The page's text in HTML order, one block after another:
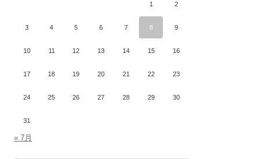
1 2
3 4 5 6 7 8 9
10 11 12 13 14 15 16
17 18 19 20 21 22 23
24 25 26 27 28 29 30
31
« 7月